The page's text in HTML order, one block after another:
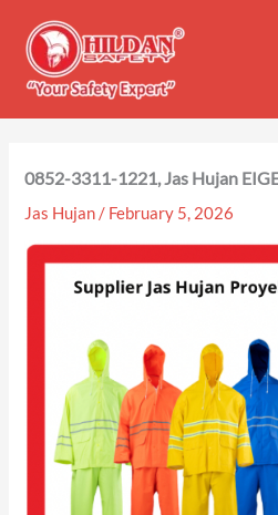
content
0852-3311-1221, Jas Hujan
Jas Hujan/ February 5, 2026